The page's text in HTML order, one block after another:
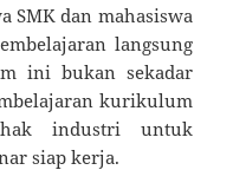
SMK dan mahasiswa
langsung
ini bukan sekadar
kurikulum
industri untuk
siap kerja.